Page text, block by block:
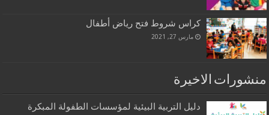
كراس شروط فتح رياض أطفال
مارس 27, 2021
منشورات الاخيرة
دليل التربية البيئية لمؤسسات الطفولة المبكرة